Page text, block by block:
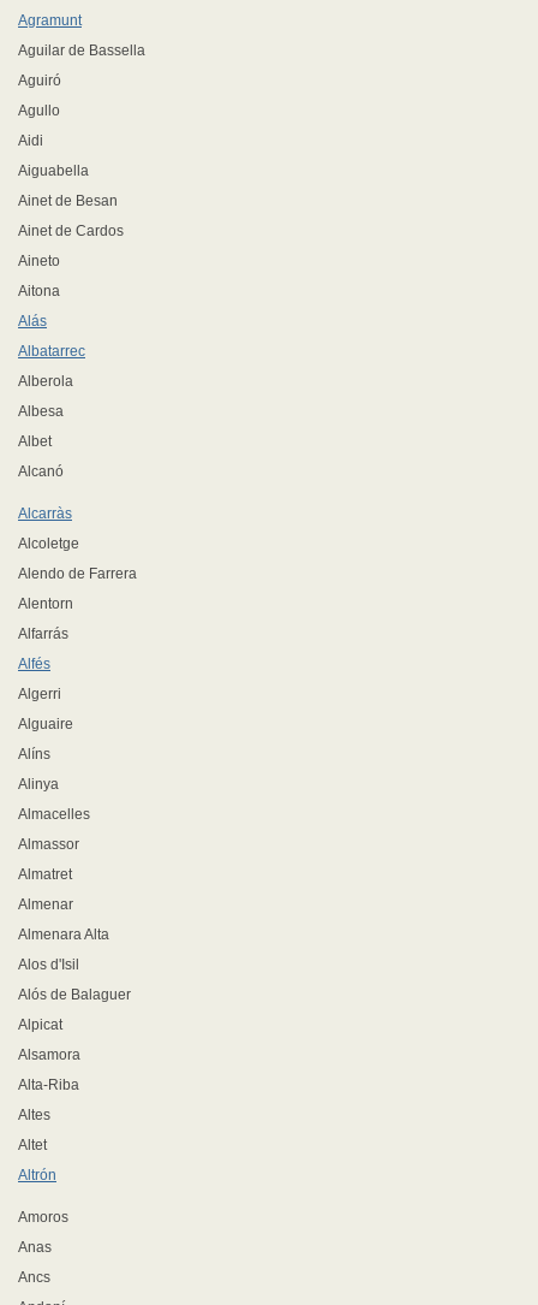
Agramunt
Aguilar de Bassella
Aguiró
Agullo
Aidi
Aiguabella
Ainet de Besan
Ainet de Cardos
Aineto
Aitona
Alás
Albatarrec
Alberola
Albesa
Albet
Alcanó
Alcarràs
Alcoletge
Alendo de Farrera
Alentorn
Alfarrás
Alfés
Algerri
Alguaire
Alíns
Alinya
Almacelles
Almassor
Almatret
Almenar
Almenara Alta
Alos d'Isil
Alós de Balaguer
Alpicat
Alsamora
Alta-Riba
Altes
Altet
Altrón
Amoros
Anas
Ancs